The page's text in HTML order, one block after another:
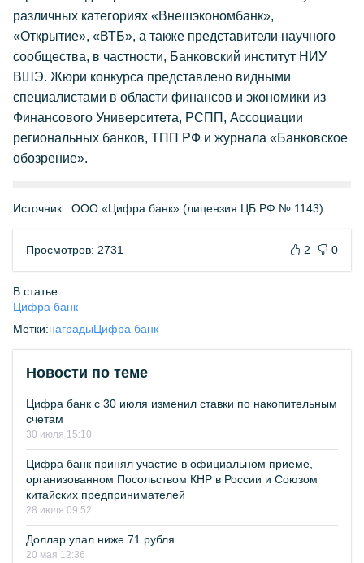
различных категориях «Внешэкономбанк»,
«Открытие», «ВТБ», а также представители научного
сообщества, в частности, Банковский институт НИУ
ВШЭ. Жюри конкурса представлено видными
специалистами в области финансов и экономики из
Финансового Университета, РСПП, Ассоциации
региональных банков, ТПП РФ и журнала «Банковское
обозрение».
Источник: ООО «Цифра банк» (лицензия ЦБ РФ № 1143)
Просмотров: 2731 2 0
В статье:
Цифра банк
Метки:наградыЦифра банк
Новости по теме
Цифра банк с 30 июля изменил ставки по накопительным
счетам
30 июля 15:10
Цифра банк принял участие в официальном приеме,
организованном Посольством КНР в России и Союзом
китайских предпринимателей
28 июля 09:52
Доллар упал ниже 71 рубля
20 мая 12:36